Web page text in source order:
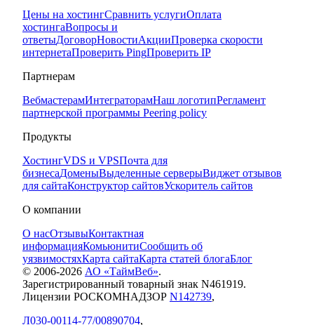
Цены на хостингСравнить услугиОплата
хостингаВопросы и
ответыДоговорНовостиАкцииПроверка скорости
интернетаПроверить PingПроверить IP
Партнерам
ВебмастерамИнтеграторамНаш логотипРегламент
партнерской программы Peering policy
Продукты
ХостингVDS и VPSПочта для
бизнесаДоменыВыделенные серверыВиджет отзывов
для сайтаКонструктор сайтовУскоритель сайтов
О компании
О насОтзывыКонтактная
информацияКомьюнитиСообщить об
уязвимостяхКарта сайтаКарта статей блогаБлог
© 2006-2026 АО «ТаймВеб».
Зарегистрированный товарный знак N461919.
Лицензии РОСКОМНАДЗОР N142739,
Л030-00114-77/00890704,